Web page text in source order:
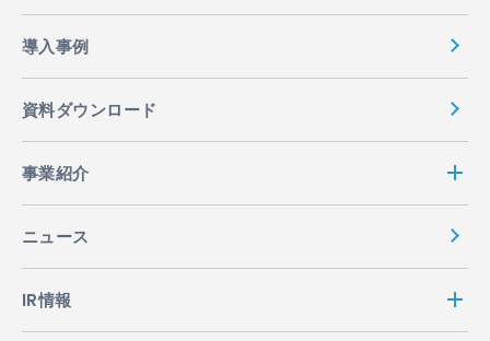
導入事例
資料ダウンロード
事業紹介
ニュース
IR情報